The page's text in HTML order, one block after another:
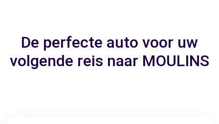
De perfecte auto voor uw
volgende reis naar MOULINS